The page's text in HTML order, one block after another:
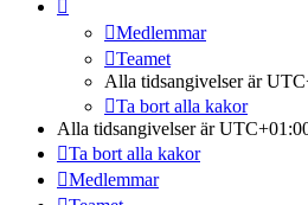
Medlemmar
Teamet
Alla tidsangivelser är
Ta bort alla kakor
Alla tidsangivelser är
Ta bort alla kakor
Medlemmar